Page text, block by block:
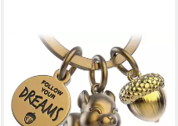
FABACH
Schlüsselanhänger
Eichhörnchen Skippy - Follow
Your Dreams - Glücksbringer
Mutmacher